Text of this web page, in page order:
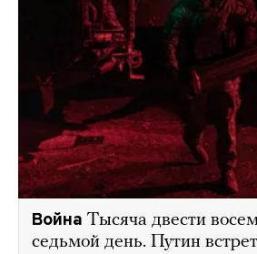
Война Тысяча двести
седьмой день. Путин